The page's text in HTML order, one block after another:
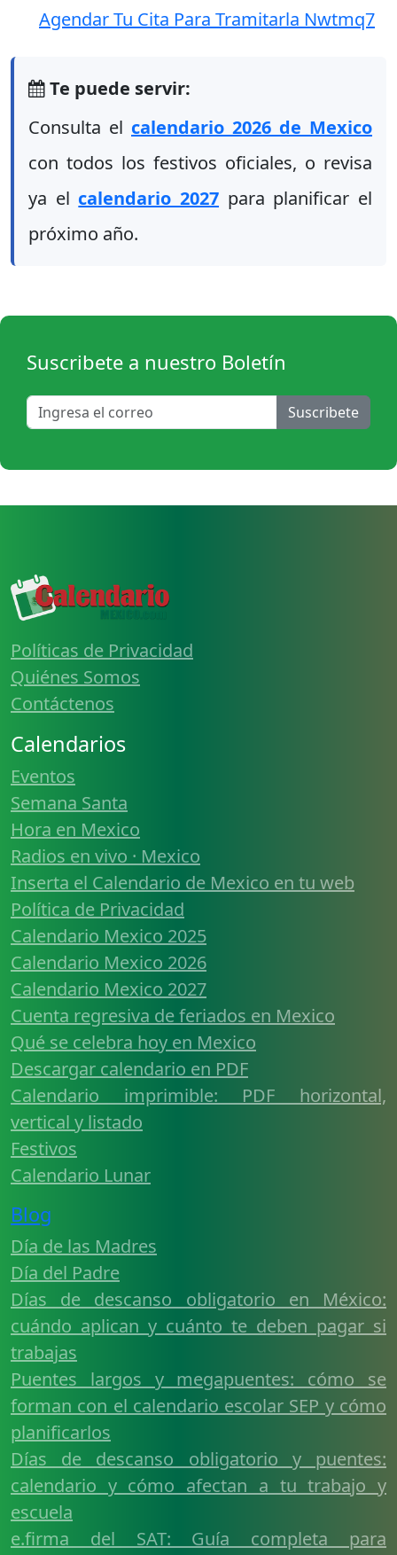
Agendar Tu Cita Para Tramitarla Nwtmq7
Te puede servir:
Consulta el calendario 2026 de Mexico
con todos los festivos oficiales, o revisa
ya el calendario 2027 para planificar el
próximo año.
Suscribete a nuestro Boletín
Suscribete
Políticas de Privacidad
Quiénes Somos
Contáctenos
Calendarios
Eventos
Semana Santa
Hora en Mexico
Radios en vivo · Mexico
Inserta el Calendario de Mexico en tu web
Política de Privacidad
Calendario Mexico 2025
Calendario Mexico 2026
Calendario Mexico 2027
Cuenta regresiva de feriados en Mexico
Qué se celebra hoy en Mexico
Descargar calendario en PDF
Calendario imprimible: PDF horizontal,
vertical y listado
Festivos
Calendario Lunar
Blog
Día de las Madres
Día del Padre
Días de descanso obligatorio en México:
cuándo aplican y cuánto te deben pagar si
trabajas
Puentes largos y megapuentes: cómo se
forman con el calendario escolar SEP y cómo
planificarlos
Días de descanso obligatorio y puentes:
calendario y cómo afectan a tu trabajo y
escuela
e.firma del SAT: Guía completa para